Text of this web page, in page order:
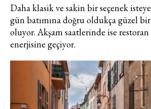
Daha klasik ve sakin bir seçenek
gün batımına doğru oldukça güzel
oluyor. Akşam saatlerinde ise restoran
enerjisine geçiyor.